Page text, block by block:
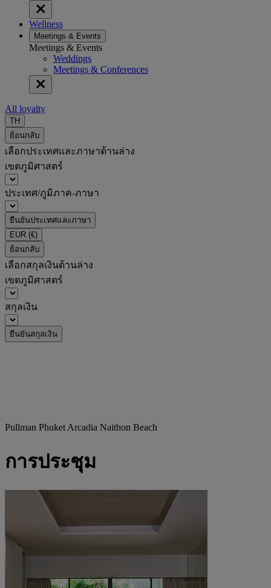
Wellness
Meetings & Events
Meetings & Events
Weddings
Meetings & Conferences
All loyalty
TH
ย้อนกลับ
เลือกประเทศและภาษาด้านล่าง
เขตภูมิศาสตร์
ประเทศ/ภูมิภาค-ภาษา
ยืนยันประเทศและภาษา
EUR (€)
ย้อนกลับ
เลือกสกุลเงินด้านล่าง
เขตภูมิศาสตร์
สกุลเงิน
ยืนยันสกุลเงิน
Pullman Phuket Arcadia Naithon Beach
การประชุม